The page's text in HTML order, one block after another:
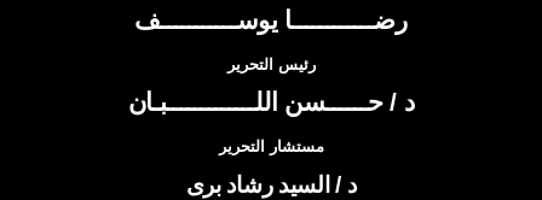
رضــــــــــــا يوســـــــــــف
رئيس التحرير
د / حــــــسن اللـــــــــــــبـان
مستشار التحرير
د / السيد رشاد برى